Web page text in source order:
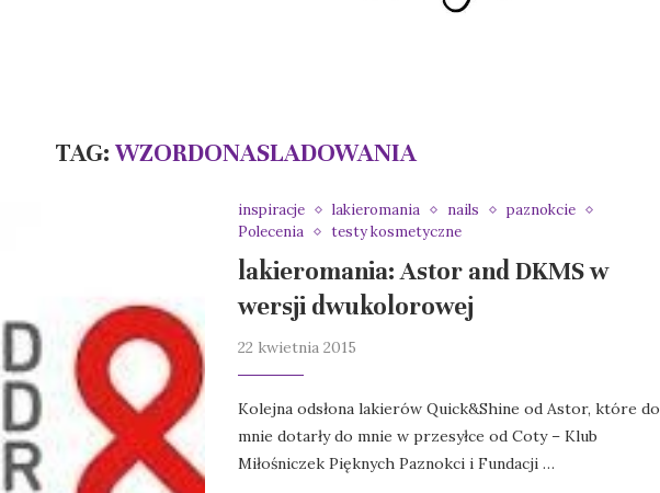
TAG:WZORDONASLADOWANIA
inspiracje lakieromania nails
paznokcie
Polecenia
testy kosmetyczne
lakieromania: Astor and DKMS w
wersji dwukolorowej
22 kwietnia 2015
Kolejna odsłona lakierów Quick&Shine od Astor, które do
mnie dotarły do mnie w przesyłce od Coty – Klub
Miłośniczek Pięknych Paznokci i Fundacji …